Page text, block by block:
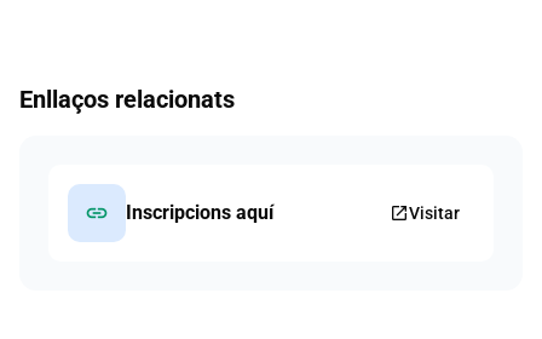
Enllaços relacionats
link Inscripcions aquí open_in_newVisitar